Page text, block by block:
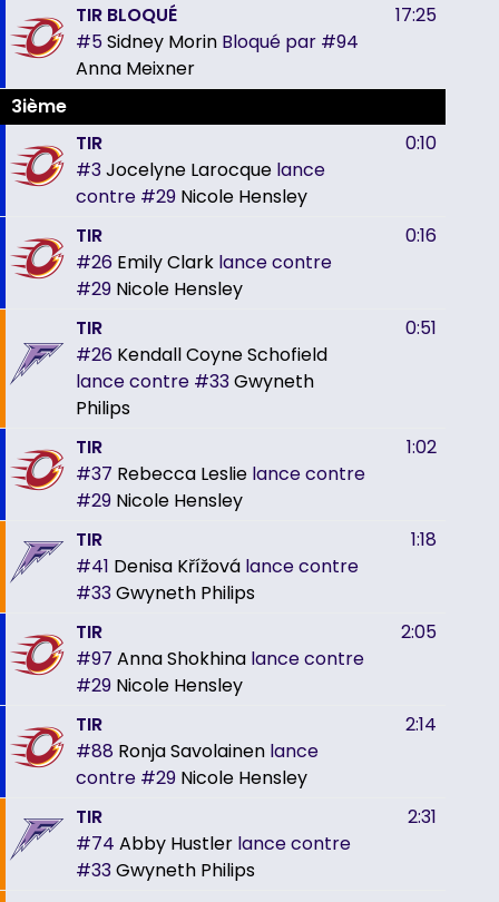
TIR BLOQUÉ
#5Sidney Morin Bloqué par #94
Anna Meixner
17:25
3ième
TIR
#3Jocelyne Larocque lance
contre #29 Nicole Hensley
0:10
TIR
#26 Emily Clark lance contre
#29 Nicole Hensley
0:16
TIR
#26 Kendall Coyne Schofield
lance contre #33Gwyneth
Philips
0:51
TIR
#37 Rebecca Leslie lance contre
#29 Nicole Hensley
1:02
TIR
#41 Denisa Křížová lance contre
#33Gwyneth Philips
1:18
TIR
#97 Anna Shokhina lance contre
#29 Nicole Hensley
2:05
TIR
#88 Ronja Savolainen lance
contre #29 Nicole Hensley
2:14
TIR
#74 Abby Hustler lance contre
#33Gwyneth Philips
2:31